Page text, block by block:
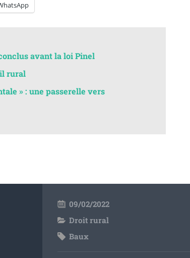
avant la loi Pinel
rural
» : une passerelle vers
09/02/2022
Droit rural
Baux